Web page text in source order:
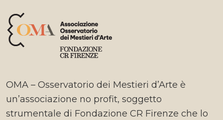
OMA – Osservatorio dei Mestieri d’Arte è
un’associazione no profit, soggetto
strumentale di Fondazione CR Firenze che lo